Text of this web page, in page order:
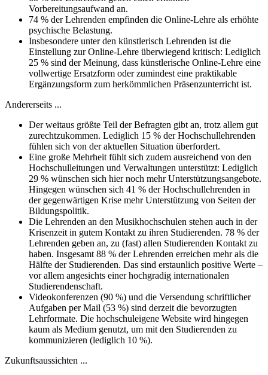
Vorbereitungsaufwand an.
74 % der Lehrenden empfinden die Online-Lehre als erhöhte
psychische Belastung.
Insbesondere unter den künstlerisch Lehrenden ist die
Einstellung zur Online-Lehre überwiegend kritisch: Lediglich
25 % sind der Meinung, dass künstlerische Online-Lehre eine
vollwertige Ersatzform oder zumindest eine praktikable
Ergänzungsform zum herkömmlichen Präsenzunterricht ist.
Andererseits ...
Der weitaus größte Teil der Befragten gibt an, trotz allem gut
zurechtzukommen. Lediglich 15 % der Hochschullehrenden
fühlen sich von der aktuellen Situation überfordert.
Eine große Mehrheit fühlt sich zudem ausreichend von den
Hochschulleitungen und Verwaltungen unterstützt: Lediglich
29 % wünschen sich hier noch mehr Unterstützungsangebote.
Hingegen wünschen sich 41 % der Hochschullehrenden in
der gegenwärtigen Krise mehr Unterstützung von Seiten der
Bildungspolitik.
Die Lehrenden an den Musikhochschulen stehen auch in der
Krisenzeit in gutem Kontakt zu ihren Studierenden. 78 % der
Lehrenden geben an, zu (fast) allen Studierenden Kontakt zu
haben. Insgesamt 88 % der Lehrenden erreichen mehr als die
Hälfte der Studierenden. Das sind erstaunlich positive Werte –
vor allem angesichts einer hochgradig internationalen
Studierendenschaft.
Videokonferenzen (90 %) und die Versendung schriftlicher
Aufgaben per Mail (53 %) sind derzeit die bevorzugten
Lehrformate. Die hochschuleigene Website wird hingegen
kaum als Medium genutzt, um mit den Studierenden zu
kommunizieren (lediglich 10 %).
Zukunftsaussichten ...